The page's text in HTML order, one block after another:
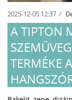
2025-12-05 12:37
A TIPTON
TERMÉKE